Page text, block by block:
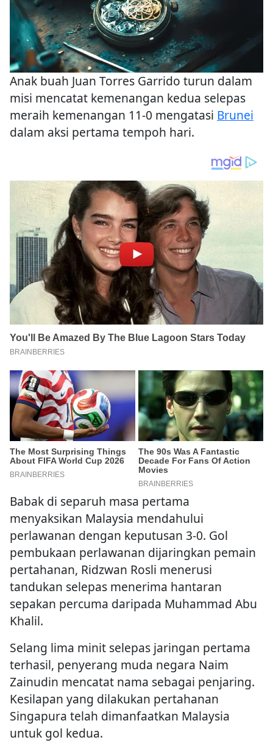
Anak buah Juan Torres Garrido turun dalam
misi mencatat kemenangan kedua selepas
meraih kemenangan 11-0 mengatasi Brunei
dalam aksi pertama tempoh hari.
Babak di separuh masa pertama
menyaksikan Malaysia mendahului
perlawanan dengan keputusan 3-0. Gol
pembukaan perlawanan dijaringkan pemain
pertahanan, Ridzwan Rosli menerusi
tandukan selepas menerima hantaran
sepakan percuma daripada Muhammad Abu
Khalil.
Selang lima minit selepas jaringan pertama
terhasil, penyerang muda negara Naim
Zainudin mencatat nama sebagai penjaring.
Kesilapan yang dilakukan pertahanan
Singapura telah dimanfaatkan Malaysia
untuk gol kedua.